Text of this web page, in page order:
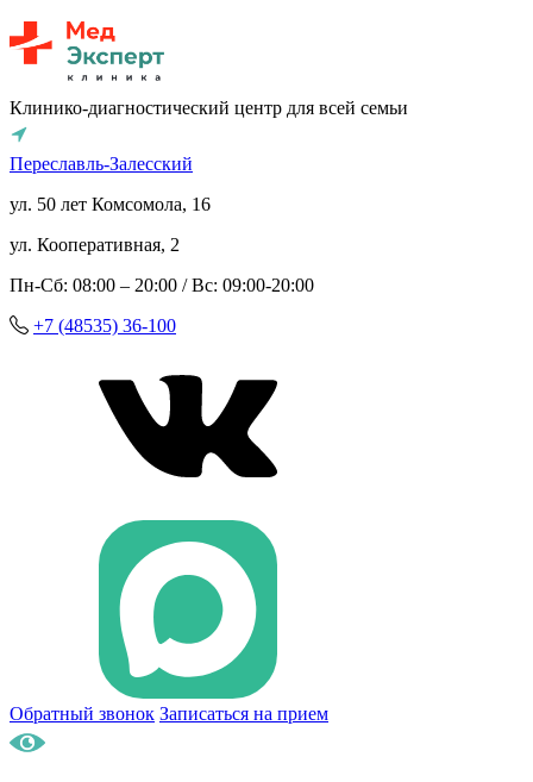
Клинико-диагностический центр для всей семьи
Переславль-Залесский
ул. 50 лет Комсомола, 16
ул. Кооперативная, 2
Пн-Сб: 08:00 – 20:00 / Вс: 09:00-20:00
+7 (48535) 36-100
Обратный звонок Записаться на прием